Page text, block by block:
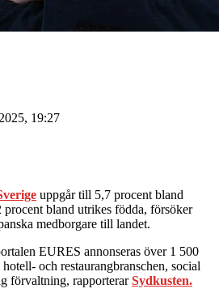
19:27
uppgår till 5,7 procent bland
bland utrikes födda, försöker
medborgare till landet.
EURES annonseras över 1 500
och restaurangbranschen, social
förvaltning, rapporterarSydkusten.